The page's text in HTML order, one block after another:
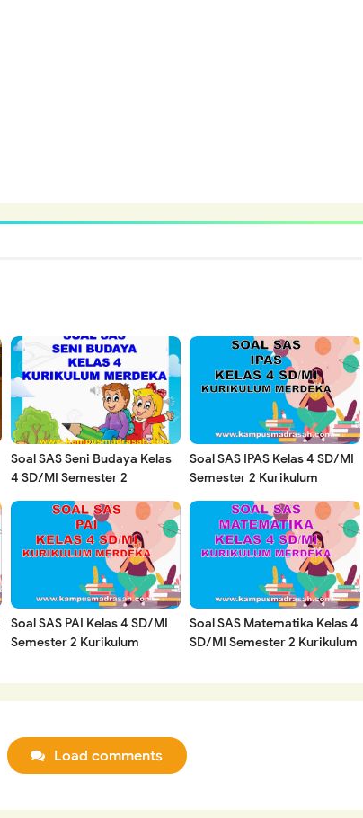
Soal SAS Seni Budaya Kelas
4 SD/MI Semester 2
Soal SAS IPAS Kelas 4 SD/MI
Semester 2 Kurikulum
Soal SAS PAI Kelas 4 SD/MI
Semester 2 Kurikulum
Soal SAS Matematika Kelas 4
SD/MI Semester 2 Kurikulum
Load comments